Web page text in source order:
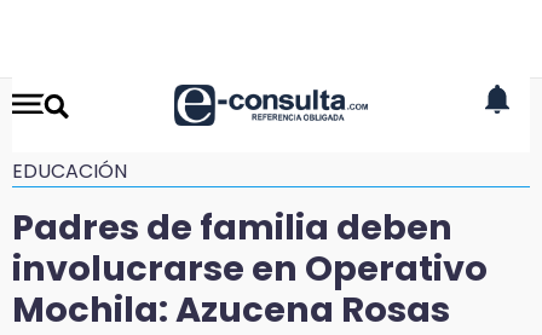
EDUCACIÓN
Padres de familia deben
involucrarse en Operativo
Mochila: Azucena Rosas